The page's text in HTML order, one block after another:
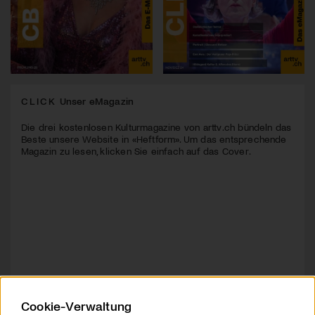
CLICK Unser eMagazin
Die drei kostenlosen Kulturmagazine von arttv.ch bündeln das
Beste unsere Website in «Heftform». Um das entsprechende
Magazin zu lesen, klicken Sie einfach auf das Cover.
Cookie-Verwaltung